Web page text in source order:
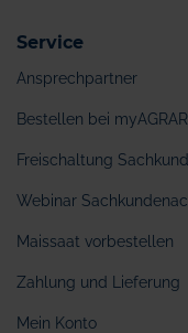
Service
Ansprechpartner
Bestellen bei myAGRAR
Freischaltung
Webinar
Maissaat vorbestellen
Zahlung und Lieferung
Mein Konto